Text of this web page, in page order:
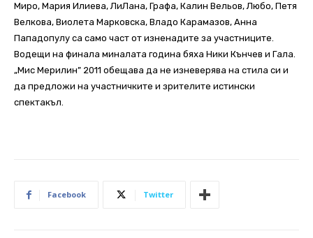
Миро, Мария Илиева, ЛиЛана, Графа, Калин Вельов, Любо, Петя
Велкова, Виолета Марковска, Владо Карамазов, Анна
Пападопулу са само част от изненадите за участниците.
Водещи на финала миналата година бяха Ники Кънчев и Гала.
„Мис Мерилин” 2011 обещава да не изневерява на стила си и
да предложи на участничките и зрителите истински
спектакъл.
Facebook Twitter